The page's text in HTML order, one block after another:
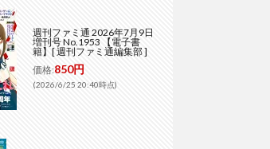
週刊ファミ通 2026年7月9日
増刊号 No.1953 【電子書
籍】[ 週刊ファミ通編集部 ]
価格:850円
(2026/6/25 20:40時点)